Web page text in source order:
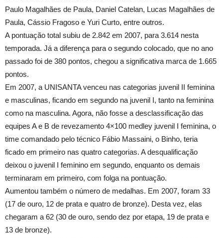
Paulo Magalhães de Paula, Daniel Catelan, Lucas Magalhães de
Paula, Cássio Fragoso e Yuri Curto, entre outros.
A pontuação total subiu de 2.842 em 2007, para 3.614 nesta
temporada. Já a diferença para o segundo colocado, que no ano
passado foi de 380 pontos, chegou a significativa marca de 1.665
pontos.
Em 2007, a UNISANTA venceu nas categorias juvenil II feminina
e masculinas, ficando em segundo na juvenil I, tanto na feminina
como na masculina. Agora, não fosse a desclassificação das
equipes A e B de revezamento 4×100 medley juvenil I feminina, o
time comandado pelo técnico Fábio Massaini, o Binho, teria
ficado em primeiro nas quatro categorias. A desqualificação
deixou o juvenil I feminino em segundo, enquanto os demais
terminaram em primeiro, com folga na pontuação.
Aumentou também o número de medalhas. Em 2007, foram 33
(17 de ouro, 12 de prata e quatro de bronze). Desta vez, elas
chegaram a 62 (30 de ouro, sendo dez por etapa, 19 de prata e
13 de bronze).